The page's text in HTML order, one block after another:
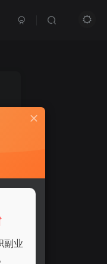
副业